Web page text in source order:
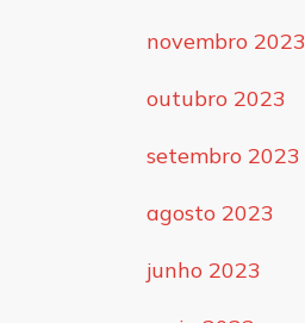
novembro 2023
outubro 2023
setembro 2023
agosto 2023
junho 2023